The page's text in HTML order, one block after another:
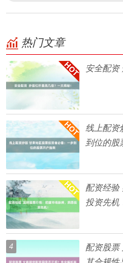
热门文章
线上配资
到位的股
配资经验 实时股票行情：把握市场脉搏，洞悉
投资先机
4
配资股票